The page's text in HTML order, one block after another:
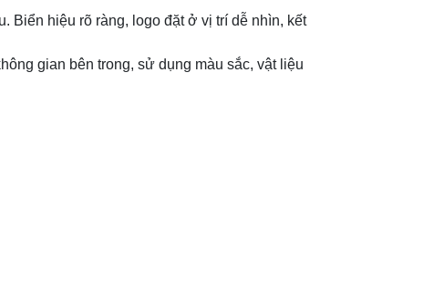
Biển hiệu rõ ràng, logo đặt ở vị trí dễ nhìn, kết
gian bên trong, sử dụng màu sắc, vật liệu